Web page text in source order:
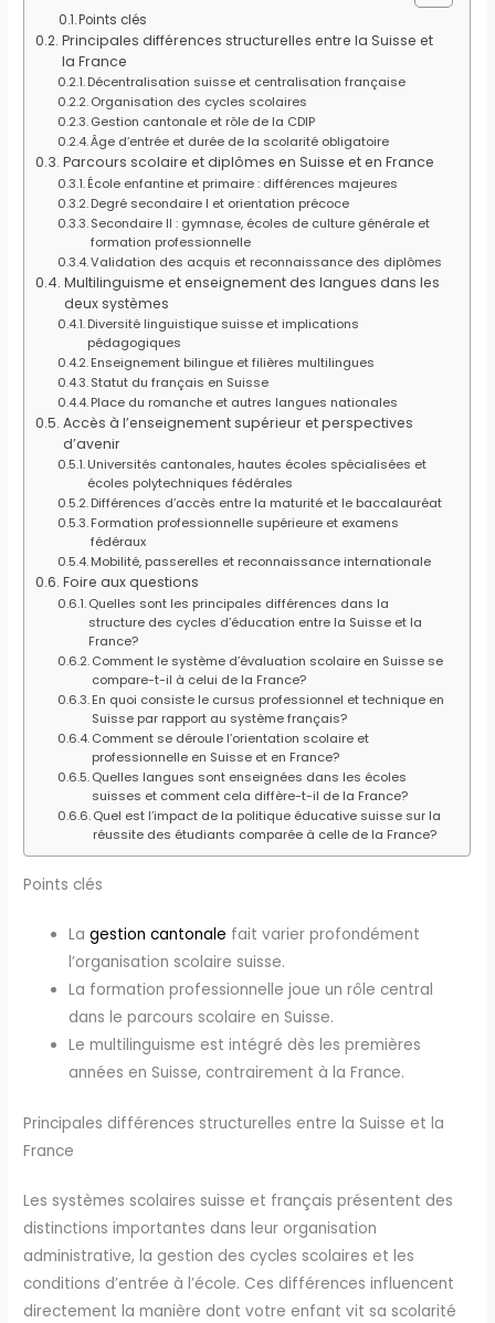
Points clés
Principales différences structurelles entre la Suisse et
la France
Décentralisation suisse et centralisation française
Organisation des cycles scolaires
Gestion cantonale et rôle de la CDIP
Âge d’entrée et durée de la scolarité obligatoire
Parcours scolaire et diplômes en Suisse et en France
École enfantine et primaire : différences majeures
Degré secondaire I et orientation précoce
Secondaire II : gymnase, écoles de culture générale et
formation professionnelle
Validation des acquis et reconnaissance des diplômes
Multilinguisme et enseignement des langues dans les
deux systèmes
Diversité linguistique suisse et implications
pédagogiques
Enseignement bilingue et filières multilingues
Statut du français en Suisse
Place du romanche et autres langues nationales
Accès à l’enseignement supérieur et perspectives
d’avenir
Universités cantonales, hautes écoles spécialisées et
écoles polytechniques fédérales
Différences d’accès entre la maturité et le baccalauréat
Formation professionnelle supérieure et examens
fédéraux
Mobilité, passerelles et reconnaissance internationale
Foire aux questions
Quelles sont les principales différences dans la
structure des cycles d’éducation entre la Suisse et la
France?
Comment le système d’évaluation scolaire en Suisse se
compare-t-il à celui de la France?
En quoi consiste le cursus professionnel et technique en
Suisse par rapport au système français?
Comment se déroule l’orientation scolaire et
professionnelle en Suisse et en France?
Quelles langues sont enseignées dans les écoles
suisses et comment cela diffère-t-il de la France?
Quel est l’impact de la politique éducative suisse sur la
réussite des étudiants comparée à celle de la France?
Points clés
Lagestion cantonale fait varier profondément
l’organisation scolaire suisse.
La formation professionnelle joue un rôle central
dans le parcours scolaire en Suisse.
Le multilinguisme est intégré dès les premières
années en Suisse, contrairement à la France.
Principales différences structurelles entre la Suisse et la
France
Les systèmes scolaires suisse et français présentent des
distinctions importantes dans leur organisation
administrative, la gestion des cycles scolaires et les
conditions d’entrée à l’école. Ces différences influencent
directement la manière dont votre enfant vit sa scolarité